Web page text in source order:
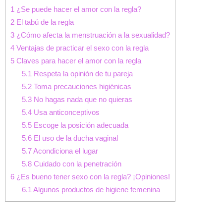
1 ¿Se puede hacer el amor con la regla?
2 El tabú de la regla
3 ¿Cómo afecta la menstruación a la sexualidad?
4 Ventajas de practicar el sexo con la regla
5 Claves para hacer el amor con la regla
5.1 Respeta la opinión de tu pareja
5.2Toma precauciones higiénicas
5.3No hagas nada que no quieras
5.4Usa anticonceptivos
5.5Escoge la posición adecuada
5.6El uso de la ducha vaginal
5.7Acondiciona el lugar
5.8Cuidado con la penetración
6 ¿Es bueno tener sexo con la regla? ¡Opiniones!
6.1 Algunos productos de higiene femenina